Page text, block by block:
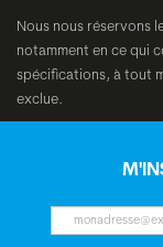
Nous nous réservons
notamment en ce qui
spécifications, à tout
exclue.